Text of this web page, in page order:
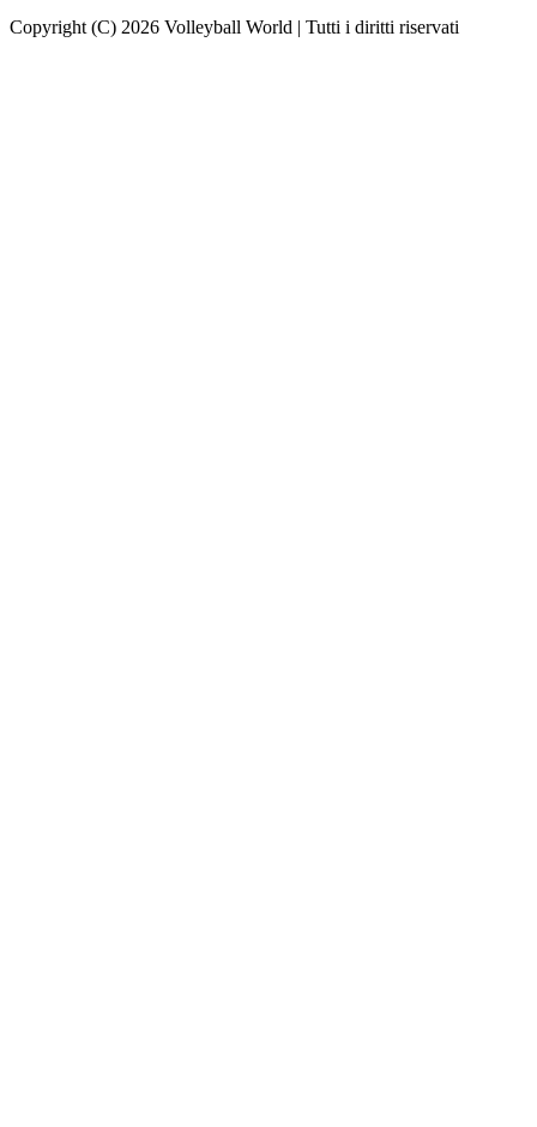
Copyright (C) 2026 Volleyball World | Tutti i diritti riservati